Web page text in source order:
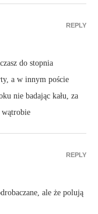
do stopnia
a w innym poście
nie badając kału, za
wątrobie
REPLY
ale że polują
REPLY